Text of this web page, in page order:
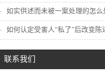
如实供述而未被一案处理的怎么
如何认定受害人“私了”后改变陈
联系我们